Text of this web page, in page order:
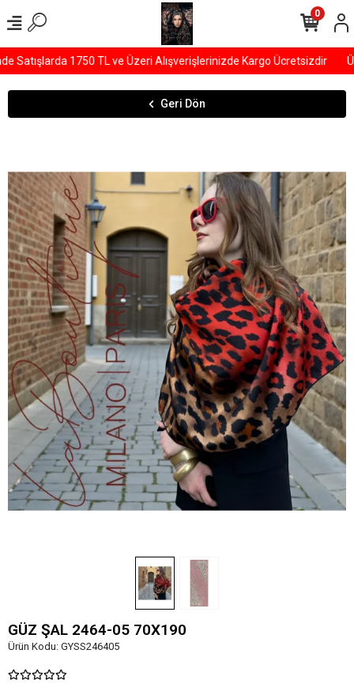
1750 TL ve Üzeri Alışverişlerinizde Kargo Ücretsizdir
0
Geri Dön
GÜZ ŞAL 2464-05 70X190
Ürün Kodu: GYSS246405